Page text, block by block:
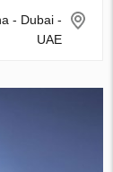
- Dubai -
UAE